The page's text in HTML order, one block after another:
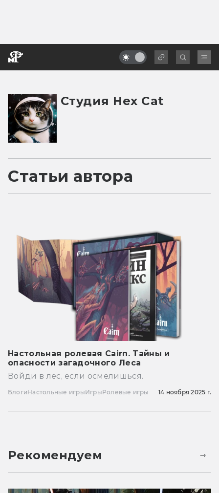
Студия Hex Cat
Статьи автора
Настольная ролевая Cairn. Тайны и
опасности загадочного Леса
Войди в лес, если осмелишься.
БлогиНастольные игрыИгрыРолевые игры 14 ноября 2025 г.
Рекомендуем